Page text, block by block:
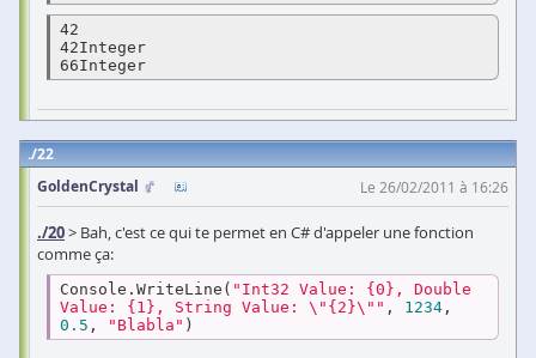
42
42Integer
66Integer
22
GoldenCrystal
Le 26/02/2011 à 16:26
./20> Bah, c'est ce qui te permet en C# d'appeler une fonction
comme ça:
Console.WriteLine( "Int32 Value: {0}, Double
Value: {1}, String Value: \"{2}\"" , 1234
0.5 , "Blabla" )